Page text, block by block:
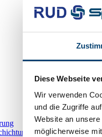
Diese Webseite
Wir verwenden
und die Zugriffe
Website an
möglicherweise